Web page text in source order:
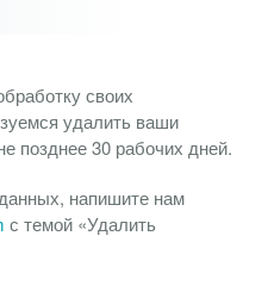
своих
удалить ваши
позднее 30 рабочих дней.
напишите нам
с темой «Удалить